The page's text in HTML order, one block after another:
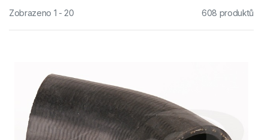
Zobrazeno 1 - 20 608 produktů